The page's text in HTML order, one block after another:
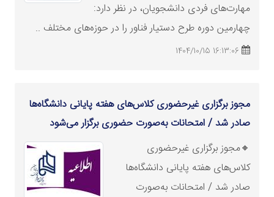
مهارت‌های فردی دانشجویان، در نظر دارد:
چهارمین دوره طرح دستیار فناور را در حوزه‌های مختلف ..
16:13:06 1404/10/15
مجوز برگزاری غیرحضوری کلاس‌های هفته پایانی دانشگاه‌ها
صادر شد / امتحانات به‌صورت حضوری برگزار می‌شود
🔸مجوز برگزاری غیرحضوری
کلاس‌های هفته پایانی دانشگاه‌ها
صادر شد / امتحانات به‌صورت